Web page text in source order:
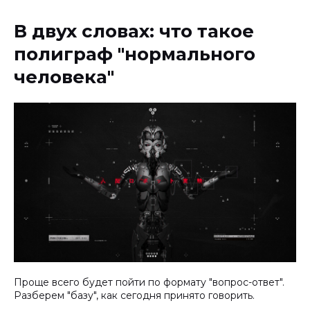
В двух словах: что такое
полиграф "нормального
человека"
Проще всего будет пойти по формату "вопрос-ответ".
Разберем "базу", как сегодня принято говорить.